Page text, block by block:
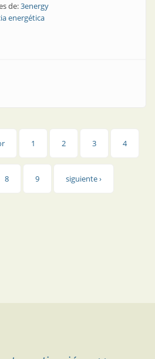
de:3energy
energética
energética
1 2 3 4
8 9 siguiente ›